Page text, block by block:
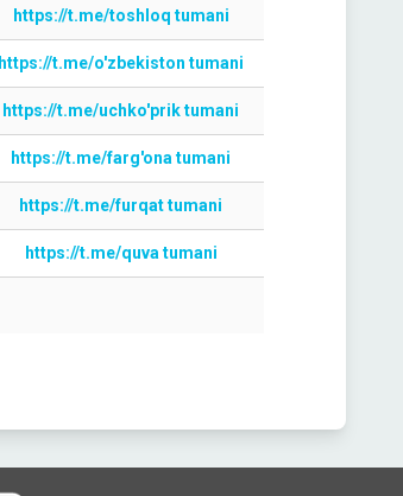
https://t.me/toshloq tumani
https://t.me/o'zbekiston tumani
https://t.me/uchko'prik tumani
https://t.me/farg'ona tumani
https://t.me/furqat tumani
https://t.me/quva tumani